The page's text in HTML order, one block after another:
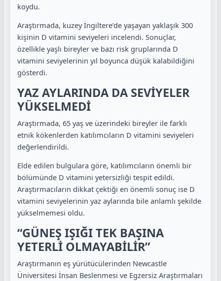
koydu.
Araştırmada, kuzey İngiltere’de yaşayan yaklaşık 300
kişinin D vitamini seviyeleri incelendi. Sonuçlar,
özellikle yaşlı bireyler ve bazı risk gruplarında D
vitamini seviyelerinin yıl boyunca düşük kalabildiğini
gösterdi.
YAZ AYLARINDA DA SEVİYELER
YÜKSELMEDİ
Araştırmada, 65 yaş ve üzerindeki bireyler ile farklı
etnik kökenlerden katılımcıların D vitamini seviyeleri
değerlendirildi.
Elde edilen bulgulara göre, katılımcıların önemli bir
bölümünde D vitamini yetersizliği tespit edildi.
Araştırmacıların dikkat çektiği en önemli sonuç ise D
vitamini seviyelerinin yaz aylarında bile anlamlı şekilde
yükselmemesi oldu.
“GÜNEŞ IŞIĞI TEK BAŞINA
YETERLİ OLMAYABİLİR”
Araştırmanın eş yürütücülerinden Newcastle
Üniversitesi İnsan Beslenmesi ve Egzersiz Araştırmaları